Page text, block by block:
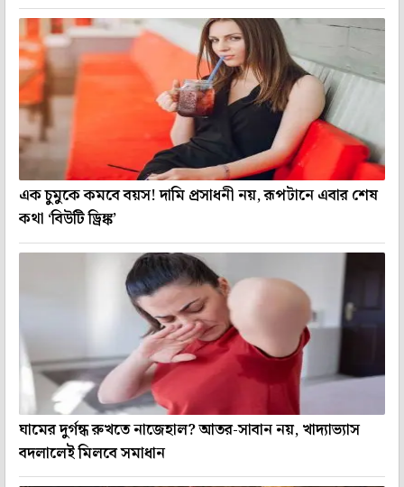
এক চুমুকে কমবে বয়স! দামি প্রসাধনী নয়, রূপটানে এবার শেষ
কথা ‘বিউটি ড্রিঙ্ক’
ঘামের দুর্গন্ধ রুখতে নাজেহাল? আতর-সাবান নয়, খাদ্যাভ্যাস
বদলালেই মিলবে সমাধান